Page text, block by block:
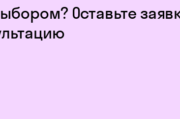
Оставьте